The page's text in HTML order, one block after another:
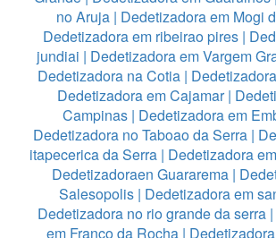
no Aruja | Dedetizadora em Mogi
Dedetizadora em ribeirao pires|
jundiai | Dedetizadora em Vargem
Dedetizadora na Cotia |
Dedetizadora em Cajamar|
Campinas| Dedetizadora em
Dedetizadora no Taboao da Serra |
itapecerica da Serra | Dedetizadora
Dedetizadoraen Guararema |
Salesopolis | Dedetizadora em
Dedetizadora no rio grande da serra |
em Franco da Rocha |